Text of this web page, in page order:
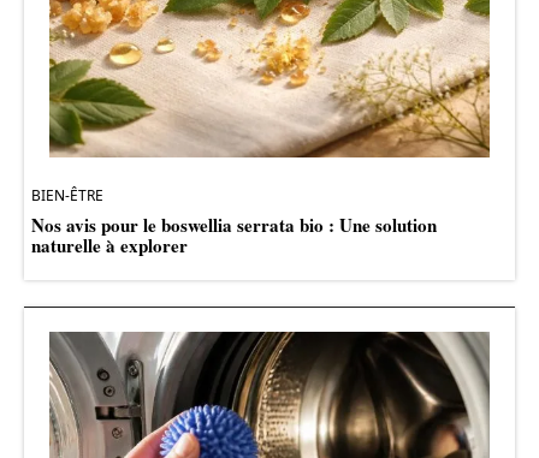
BIEN-ÊTRE
Nos avis pour le boswellia serrata bio : Une solution
naturelle à explorer